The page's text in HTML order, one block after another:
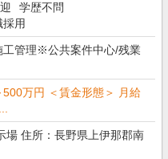
学歴不問
用
工管理※公共案件中心/残業
万円 ＜賃金形態＞ 月給
場 住所：長野県上伊那郡南